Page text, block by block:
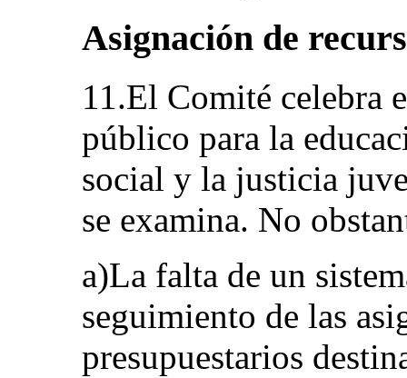
Asignación de
11.El Comité celebra
público para la
social y la justicia
se examina. No
a)La falta de un
seguimiento de las
presupuestarios